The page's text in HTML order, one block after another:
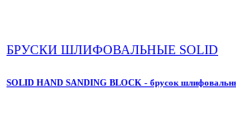
БРУСКИ ШЛИФОВАЛЬНЫЕ SOLID
SOLID HAND SANDING BLOCK - брусок